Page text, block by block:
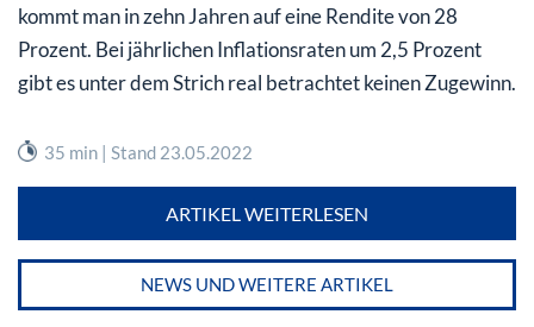
kommt man in zehn Jahren auf eine Rendite von 28
Prozent. Bei jährlichen Inflationsraten um 2,5 Prozent
gibt es unter dem Strich real betrachtet keinen Zugewinn.
35 min | Stand 23.05.2022
ARTIKEL WEITERLESEN
NEWS UND WEITERE ARTIKEL